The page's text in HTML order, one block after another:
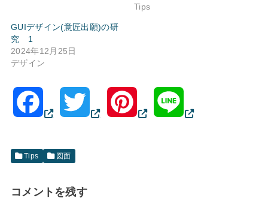
Tips
GUIデザイン(意匠出願)の研
究 1
2024年12月25日
デザイン
c
e
Tips 図面
コメントを残す